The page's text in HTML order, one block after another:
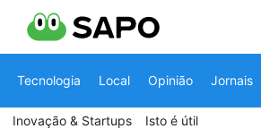
Tecnologia Local Opinião Jornais
Inovação & Startups Isto é útil